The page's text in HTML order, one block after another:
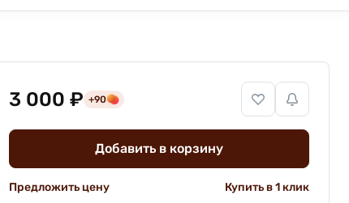
3 000 ₽ +90
Добавить в корзину
Предложить цену Купить в 1 клик